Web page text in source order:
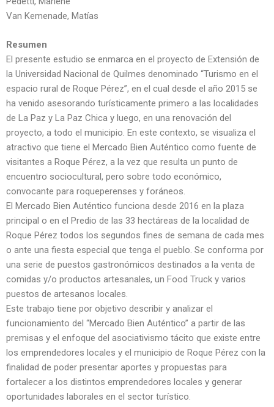
Van Kemenade, Matías
Resumen
El presente estudio se enmarca en el proyecto de Extensión de
la Universidad Nacional de Quilmes denominado “Turismo en el
espacio rural de Roque Pérez”, en el cual desde el año 2015 se
ha venido asesorando turísticamente primero a las localidades
de La Paz y La Paz Chica y luego, en una renovación del
proyecto, a todo el municipio. En este contexto, se visualiza el
atractivo que tiene el Mercado Bien Auténtico como fuente de
visitantes a Roque Pérez, a la vez que resulta un punto de
encuentro sociocultural, pero sobre todo económico,
convocante para roqueperenses y foráneos.
El Mercado Bien Auténtico funciona desde 2016 en la plaza
principal o en el Predio de las 33 hectáreas de la localidad de
Roque Pérez todos los segundos fines de semana de cada mes
o ante una fiesta especial que tenga el pueblo. Se conforma por
una serie de puestos gastronómicos destinados a la venta de
comidas y/o productos artesanales, un Food Truck y varios
puestos de artesanos locales.
Este trabajo tiene por objetivo describir y analizar el
funcionamiento del “Mercado Bien Auténtico” a partir de las
premisas y el enfoque del asociativismo tácito que existe entre
los emprendedores locales y el municipio de Roque Pérez con la
finalidad de poder presentar aportes y propuestas para
fortalecer a los distintos emprendedores locales y generar
oportunidades laborales en el sector turístico.